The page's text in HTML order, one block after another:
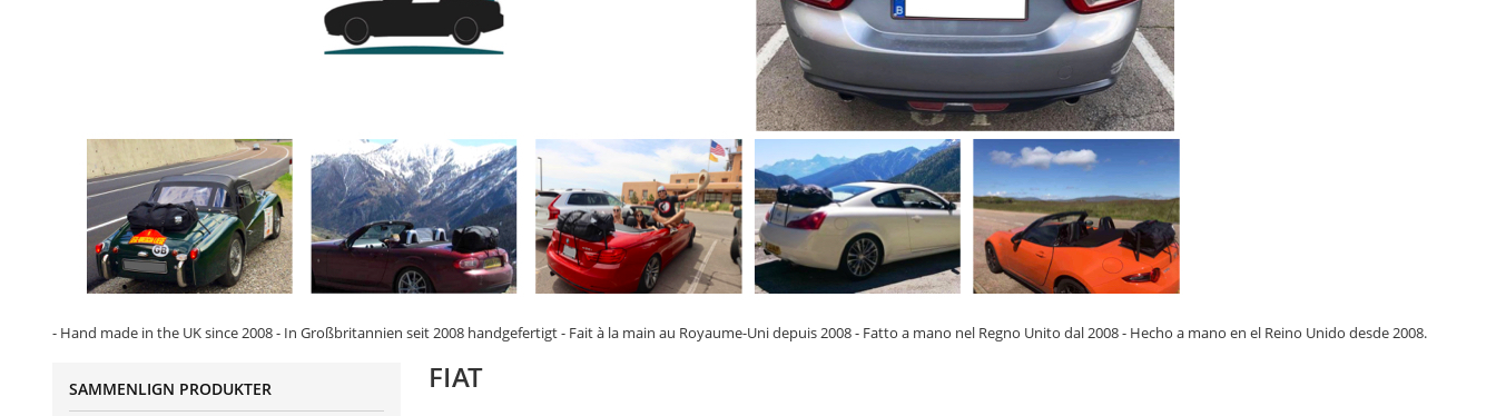
- Hand made in the UK since 2008 - In Großbritannien seit 2008 handgefertigt - Fait à la main au Royaume-Uni depuis 2008 - Fatto a mano nel Regno Unito dal 2008 - Hecho a mano en el Reino Unido desde 2008.
FIAT
SAMMENLIGN PRODUKTER